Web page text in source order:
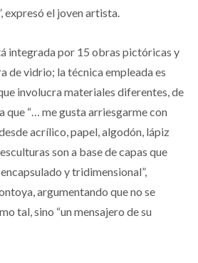
expresó el joven artista.
integrada por 15 obras pictóricas y
de vidrio; la técnica empleada es
involucra materiales diferentes, de
que “… me gusta arriesgarme con
acrílico, papel, algodón, lápiz
son a base de capas que
y tridimensional”,
argumentando que no se
tal, sino “un mensajero de su